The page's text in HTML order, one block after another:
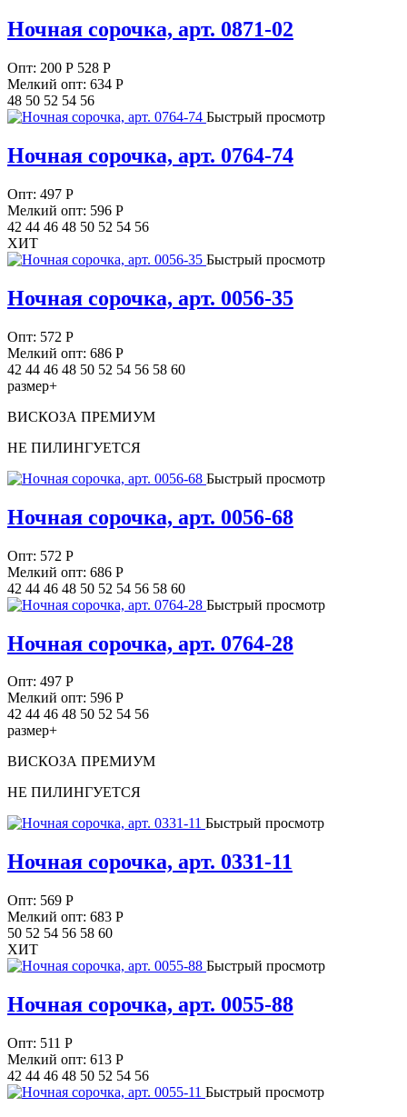
Ночная сорочка, арт. 0871-02
Опт: 200 Р 528 Р
Мелкий опт: 634 Р
48 50 52 54 56
Быстрый просмотр
Ночная сорочка, арт. 0764-74
Опт: 497 Р
Мелкий опт: 596 Р
42 44 46 48 50 52 54 56
ХИТ
Быстрый просмотр
Ночная сорочка, арт. 0056-35
Опт: 572 Р
Мелкий опт: 686 Р
42 44 46 48 50 52 54 56 58 60
размер+
ВИСКОЗА ПРЕМИУМ
НЕ ПИЛИНГУЕТСЯ
Быстрый просмотр
Ночная сорочка, арт. 0056-68
Опт: 572 Р
Мелкий опт: 686 Р
42 44 46 48 50 52 54 56 58 60
Быстрый просмотр
Ночная сорочка, арт. 0764-28
Опт: 497 Р
Мелкий опт: 596 Р
42 44 46 48 50 52 54 56
размер+
ВИСКОЗА ПРЕМИУМ
НЕ ПИЛИНГУЕТСЯ
Быстрый просмотр
Ночная сорочка, арт. 0331-11
Опт: 569 Р
Мелкий опт: 683 Р
50 52 54 56 58 60
ХИТ
Быстрый просмотр
Ночная сорочка, арт. 0055-88
Опт: 511 Р
Мелкий опт: 613 Р
42 44 46 48 50 52 54 56
Быстрый просмотр